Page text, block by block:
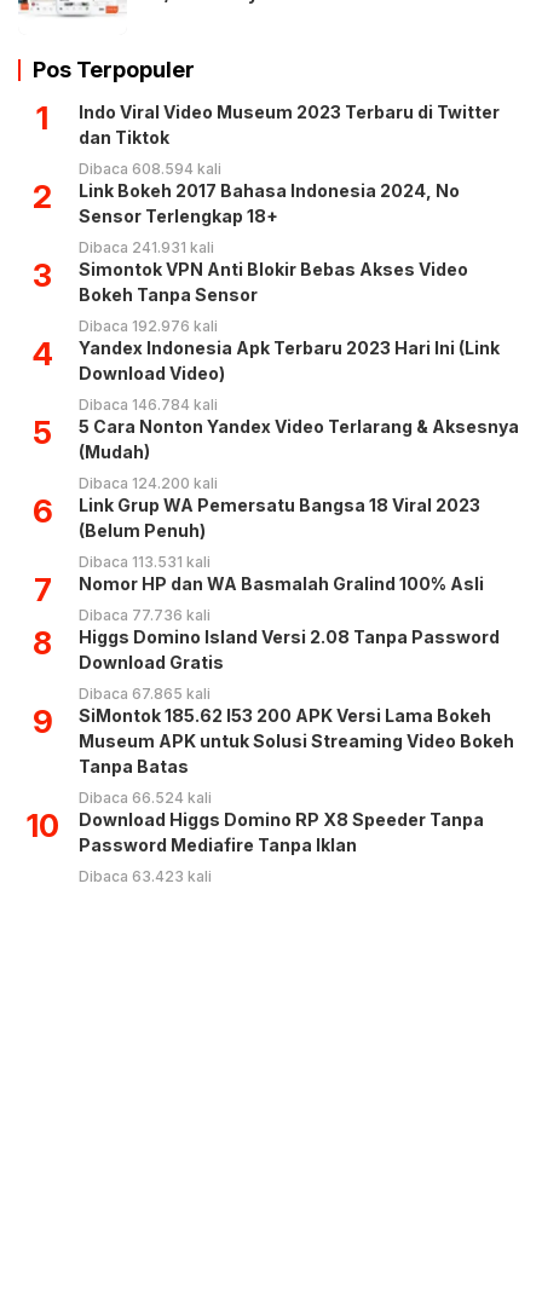
Pos Terpopuler
1
Indo Viral Video Museum 2023 Terbaru di Twitter
dan Tiktok
Dibaca 608.594 kali
2
Link Bokeh 2017 Bahasa Indonesia 2024, No
Sensor Terlengkap 18+
Dibaca 241.931 kali
3
Simontok VPN Anti Blokir Bebas Akses Video
Bokeh Tanpa Sensor
Dibaca 192.976 kali
4
Yandex Indonesia Apk Terbaru 2023 Hari Ini (Link
Download Video)
Dibaca 146.784 kali
5
5 Cara Nonton Yandex Video Terlarang & Aksesnya
(Mudah)
Dibaca 124.200 kali
6
Link Grup WA Pemersatu Bangsa 18 Viral 2023
(Belum Penuh)
Dibaca 113.531 kali
7 Nomor HP dan WA Basmalah Gralind 100% Asli
Dibaca 77.736 kali
8
Higgs Domino Island Versi 2.08 Tanpa Password
Download Gratis
Dibaca 67.865 kali
9
SiMontok 185.62 l53 200 APK Versi Lama Bokeh
Museum APK untuk Solusi Streaming Video Bokeh
Tanpa Batas
Dibaca 66.524 kali
10
Download Higgs Domino RP X8 Speeder Tanpa
Password Mediafire Tanpa Iklan
Dibaca 63.423 kali